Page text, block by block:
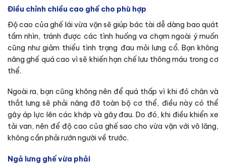
Điều chỉnh chiều cao ghế cho phù hợp
Độ cao của ghế lái vừa vặn sẽ giúp bác tài dễ dàng bao quát
tầm nhìn, tránh được các tình huống va chạm ngoài ý muốn
cũng như giảm thiểu tình trạng đau mỏi lưng cổ. Bạn không
nâng ghế quá cao vì sẽ khiến hạn chế lưu thông máu trong cơ
thể.
Ngoài ra, bạn cũng không nên để quá thấp vì khi đó chân và
thắt lưng sẽ phải nâng đỡ toàn bộ cơ thể, điều này có thể
gây áp lực lên các khớp và gây đau. Do đó, khi điều khiển xe
tải van, nên để độ cao của ghế sao cho vừa vặn với vô lăng,
không cần phải rướn người về trước.
Ngả lưng ghế vừa phải